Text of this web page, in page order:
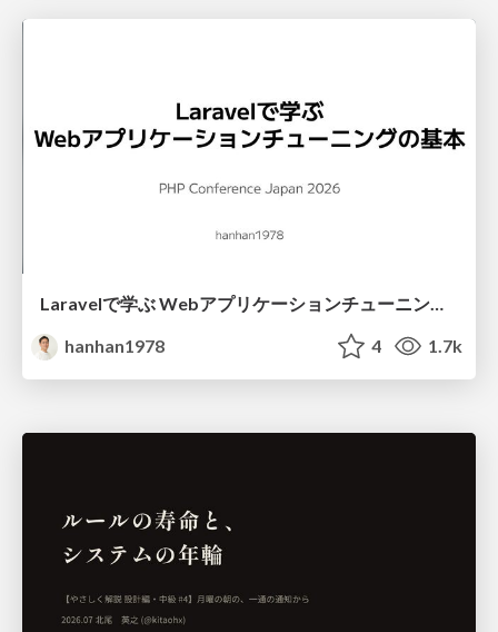
Laravelで学ぶ Webアプリケーションチューニング入門/web_application_tuning_101
hanhan1978
4 1.7k